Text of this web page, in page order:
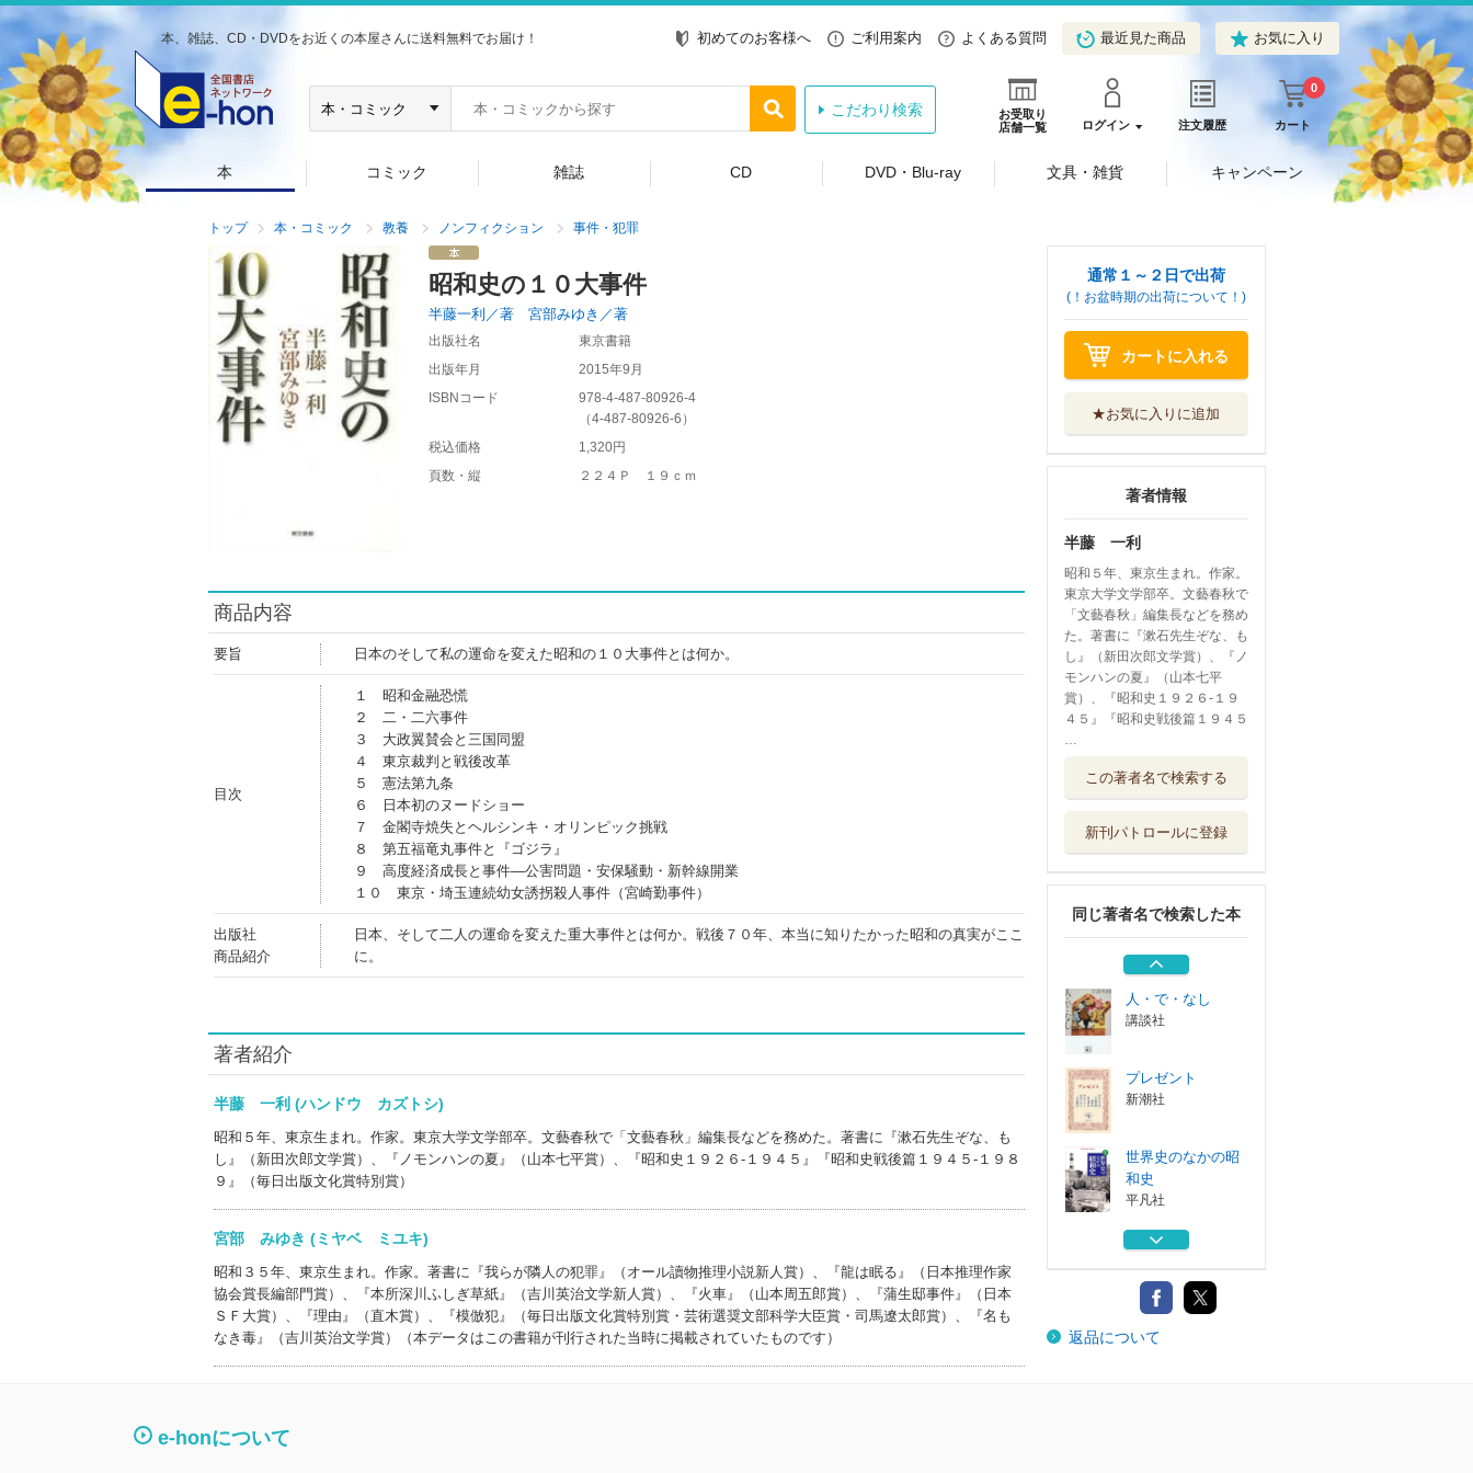
本、雑誌、CD・DVDをお近くの本屋さんに送料無料でお届け！ 初めてのお客様へ ご利用案内 よくある質問 最近見た商品 お気に入り
お受取り
店舗一覧
ログイン 注文履歴 カート
0
こだわり検索
本 コミック 雑誌 CD DVD・Blu-ray 文具・雑貨 キャンペーン
トップ 本・コミック 教養 ノンフィクション 事件・犯罪
昭和史の１０大事件
半藤一利／著 宮部みゆき／著
出版社名
東京書籍
出版年月
2015年9月
ISBNコード
978-4-487-80926-4
（4-487-80926-6 ）
税込価格
1,320円
頁数・縦
２２４Ｐ １９ｃｍ
商品内容
要旨 日本のそして私の運命を変えた昭和の１０大事件とは何か。
目次
１ 昭和金融恐慌
２ 二・二六事件
３ 大政翼賛会と三国同盟
４ 東京裁判と戦後改革
５ 憲法第九条
６ 日本初のヌードショー
７ 金閣寺焼失とヘルシンキ・オリンピック挑戦
８ 第五福竜丸事件と『ゴジラ』
９ 高度経済成長と事件―公害問題・安保騒動・新幹線開業
１０ 東京・埼玉連続幼女誘拐殺人事件（宮崎勤事件）
出版社
商品紹介
日本、そして二人の運命を変えた重大事件とは何か。戦後７０年、本当に知りたかった昭和の真実がここ
に。
著者紹介
半藤 一利 (ハンドウ カズトシ)
昭和５年、東京生まれ。作家。東京大学文学部卒。文藝春秋で「文藝春秋」編集長などを務めた。著書に『漱石先生ぞな、も
し』（新田次郎文学賞）、『ノモンハンの夏』（山本七平賞）、『昭和史１９２６‐１９４５』『昭和史戦後篇１９４５‐１９８
９』（毎日出版文化賞特別賞）
宮部 みゆき (ミヤベ ミユキ)
昭和３５年、東京生まれ。作家。著書に『我らが隣人の犯罪』（オール讀物推理小説新人賞）、『龍は眠る』（日本推理作家
協会賞長編部門賞）、『本所深川ふしぎ草紙』（吉川英治文学新人賞）、『火車』（山本周五郎賞）、『蒲生邸事件』（日本
ＳＦ大賞）、『理由』（直木賞）、『模倣犯』（毎日出版文化賞特別賞・芸術選奨文部科学大臣賞・司馬遼太郎賞）、『名も
なき毒』（吉川英治文学賞）（本データはこの書籍が刊行された当時に掲載されていたものです）
通常１～２日で出荷
(！お盆時期の出荷について！)
カートに入れる
★お気に入りに追加
著者情報
半藤 一利
昭和５年、東京生まれ。作家。
東京大学文学部卒。文藝春秋で
「文藝春秋」編集長などを務め
た。著書に『漱石先生ぞな、も
し』（新田次郎文学賞）、『ノ
モンハンの夏』（山本七平
賞）、『昭和史１９２６‐１９
４５』『昭和史戦後篇１９４５
…
この著者名で検索する
新刊パトロールに登録
同じ著者名で検索した本
新潮社
世界史のなかの昭
平凡社
きたきた捕物帖
上
埼玉福祉会
人・で・なし
講談社
プレゼント
新潮社
世界史のなかの昭
和史
平凡社
きたきた捕物帖
埼玉福祉会
人・で・なし
講談社
返品について
e-honについて